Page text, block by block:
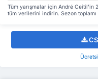
Tüm yarışmalar için André Ceitil'in
tüm verilerini indirin. Sezon toplamı